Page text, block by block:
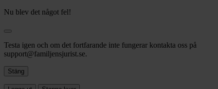
Nu blev det något fel!
Testa igen och om det fortfarande inte fungerar kontakta oss på
support@familjensjurist.se.
Stäng